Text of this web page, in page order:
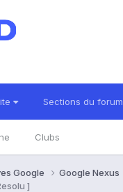
Sections du forum
Clubs
Google Google Nexus
]